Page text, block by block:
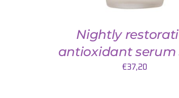
Nightly
antioxidant serum
€37,20